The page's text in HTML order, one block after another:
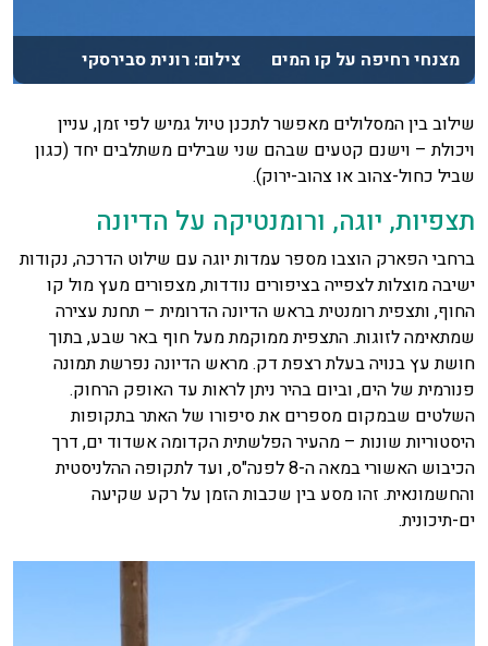
מצנחי רחיפה על קו המים צילום: רונית סבירסקי
שילוב בין המסלולים מאפשר לתכנן טיול גמיש לפי זמן, עניין
ויכולת – וישנם קטעים שבהם שני שבילים משתלבים יחד (כגון
שביל כחול-צהוב או צהוב-ירוק).
תצפיות, יוגה, ורומנטיקה על הדיונה
ברחבי הפארק הוצבו מספר עמדות יוגה עם שילוט הדרכה, נקודות
ישיבה מוצלות לצפייה בציפורים נודדות, מצפורים מעץ מול קו
החוף, ותצפית רומנטית בראש הדיונה הדרומית – תחנת עצירה
שמתאימה לזוגות. התצפית ממוקמת מעל חוף באר שבע, בתוך
חושת עץ בנויה בעלת רצפת דק. מראש הדיונה נפרשת תמונה
פנורמית של הים, וביום בהיר ניתן לראות עד האופק הרחוק.
השלטים שבמקום מספרים את סיפורו של האתר בתקופות
היסטוריות שונות – מהעיר הפלשתית הקדומה אשדוד ים, דרך
הכיבוש האשורי במאה ה-8 לפנה"ס, ועד לתקופה ההלניסטית
והחשמונאית. זהו מסע בין שכבות הזמן על רקע שקיעה
ים-תיכונית.